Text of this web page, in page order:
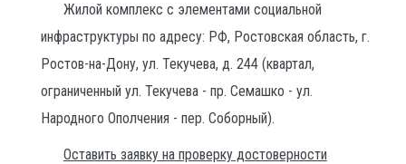
Жилой комплекс с элементами социальной
инфраструктуры по адресу: РФ, Ростовская область, г.
Ростов-на-Дону, ул. Текучева, д. 244 (квартал,
ограниченный ул. Текучева - пр. Семашко - ул.
Народного Ополчения - пер. Соборный).
Оставить заявку на проверку достоверности